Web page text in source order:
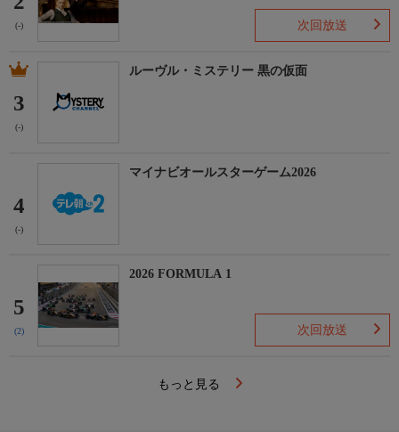
(-) 次回放送
3
(-)
ルーヴル・ミステリー 黒の仮面
4
(-)
マイナビオールスターゲーム2026
5
(2)
2026 FORMULA 1
次回放送
もっと見る